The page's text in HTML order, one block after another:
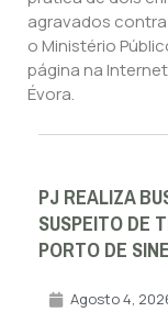
agravados
o Ministério
página na
Évora.
PJ REALIZA
SUSPEITO DE
PORTO DE
Agosto 4,